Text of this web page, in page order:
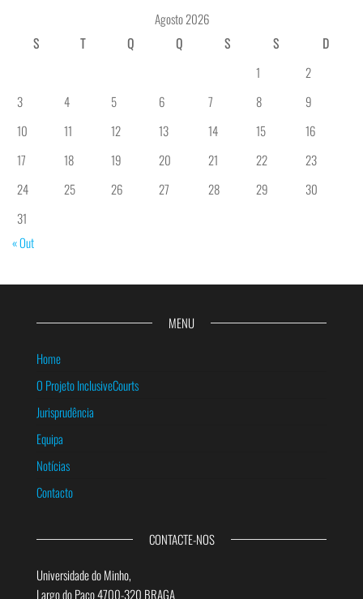
Agosto 2026
S
T Q Q S S
D
1
2
3
4 5 6 7 8
9
10
11 12 13 14 15
16
17
18 19 20 21 22
23
24
25 26 27 28 29
30
31
« Out
MENU
Home
O Projeto InclusiveCourts
Jurisprudência
Equipa
Notícias
Contacto
CONTACTE-NOS
Universidade do Minho,
Largo do Paço 4700-320 BRAGA